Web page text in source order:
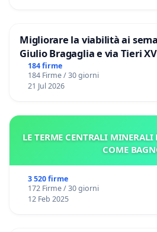
Migliorare la viabilità ai
Giulio Bragaglia e via Tieri
ROMA
184 firme
184 Firme / 30 giorni
21 Jul 2026
LE TERME CENTRALI
COME
3 520 firme
172 Firme / 30 giorni
12 Feb 2025